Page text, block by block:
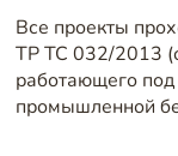
Все проекты
ТР ТС 032/2013
работающего
промышленной